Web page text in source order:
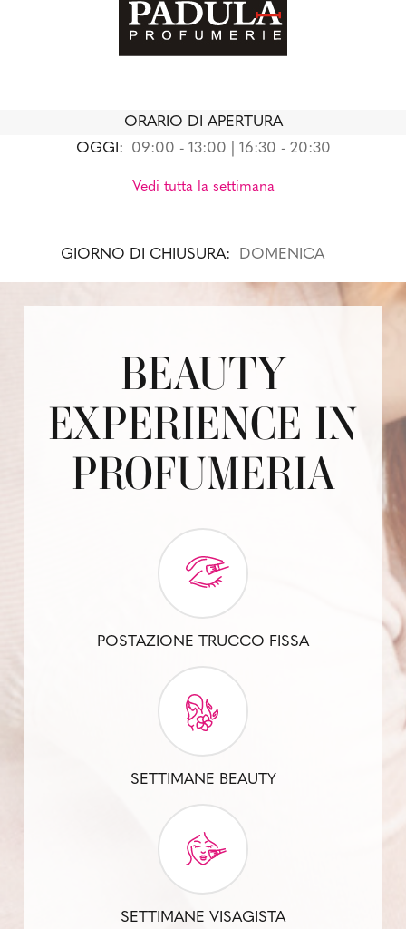
ORARIO DI APERTURA
OGGI:
09:00 - 13:00 | 16:30 - 20:30
Vedi tutta la settimana
GIORNO DI CHIUSURA: DOMENICA
BEAUTY
EXPERIENCE IN
PROFUMERIA
POSTAZIONE TRUCCO FISSA
SETTIMANE BEAUTY
SETTIMANE VISAGISTA